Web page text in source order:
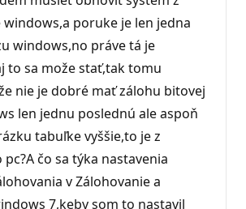
poruke je len jedna
windows,no práve tá je
to sa može stať,tak tomu
nie je dobré mať zálohu bitovej
len jednu poslednú ale aspoň
tabuľke vyššie,to je z
čo sa týka nastavenia
v Zálohovanie a
7,keby som to nastavil